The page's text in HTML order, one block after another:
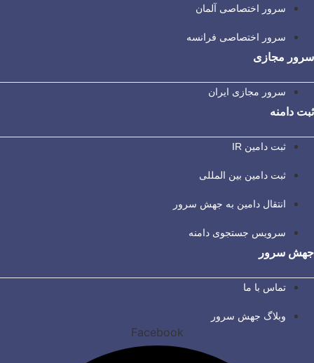
سرور اختصاصی آلمان
سرور اختصاصی فرانسه
سرور مجازی
سرور مجازی ایران
ثبت دامنه
ثبت دامین IR
ثبت دامین بین المللی
انتقال دامین به جهش سرور
سرویس جستجوی دامنه
جهش سرور
تماس با ما
وبلاگ جهش سرور
Facebook